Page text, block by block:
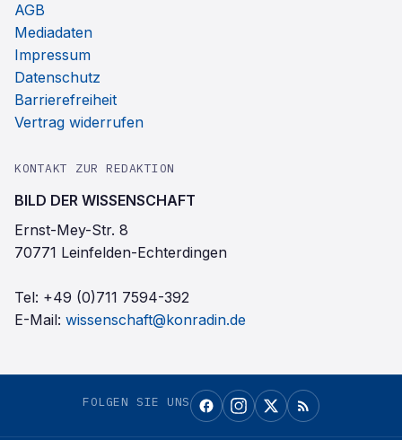
AGB
Mediadaten
Impressum
Datenschutz
Barrierefreiheit
Vertrag widerrufen
KONTAKT ZUR REDAKTION
BILD DER WISSENSCHAFT
Ernst-Mey-Str. 8
70771 Leinfelden-Echterdingen
Tel: +49 (0)711 7594-392
E-Mail: wissenschaft@konradin.de
FOLGEN SIE UNS